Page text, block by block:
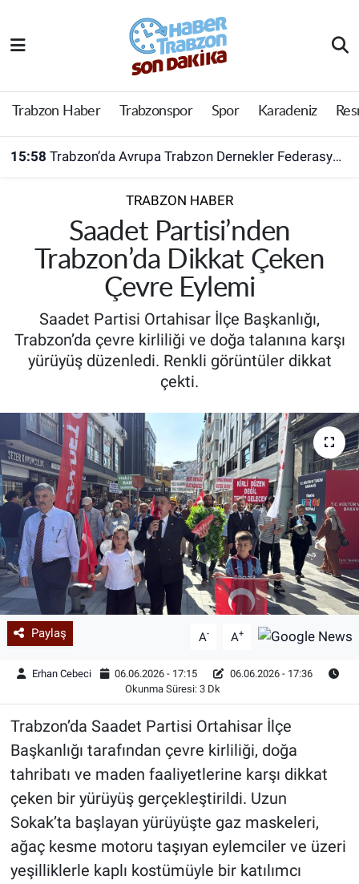
Trabzon Haber Trabzonspor Spor Karadeniz
15:58 Trabzon’da Avrupa Trabzon Dernekler Federasyonu açıldı
TRABZON HABER
Saadet Partisi’nden
Trabzon’da Dikkat Çeken
Çevre Eylemi
Saadet Partisi Ortahisar İlçe Başkanlığı,
Trabzon’da çevre kirliliği ve doğa talanına karşı
yürüyüş düzenledi. Renkli görüntüler dikkat
çekti.
Paylaş A- A+
Erhan Cebeci 06.06.2026 - 17:15
06.06.2026 - 17:36
Okunma Süresi: 3 Dk
Trabzon’da Saadet Partisi Ortahisar İlçe
Başkanlığı tarafından çevre kirliliği, doğa
tahribatı ve maden faaliyetlerine karşı dikkat
çeken bir yürüyüş gerçekleştirildi. Uzun
Sokak’ta başlayan yürüyüşte gaz maskeleri,
ağaç kesme motoru taşıyan eylemciler ve üzeri
yeşilliklerle kaplı kostümüyle bir katılımcı
Trabzon Haber
Trabzonspor
Resmi Reklam
Yazarlar
Perde Arkası
Trabzon Nöbetçi Eczaneler
Trabzon Hava Durumu
Süper Lig Puan Durumu ve Fikstür
Tüm Manşetler
Son Dakika Haberleri
Haber Arşivi